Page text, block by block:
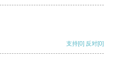
支持[0] 反对[0]